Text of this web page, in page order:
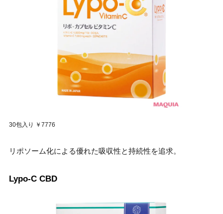
30包入り ￥7776
リポソーム化による優れた吸収性と持続性を追求。
Lypo-C CBD